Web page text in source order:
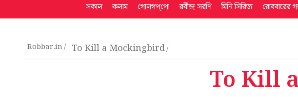
সকাল কলাম গোলগপ্‌পো রবীন্দ্র সরণি মিনি সিরিজ রোববারের
Robbar.in To Kill a Mockingbird
To Kill